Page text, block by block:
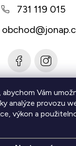
Vám
analýze provozu
výkon a
731 119 015
obchod@